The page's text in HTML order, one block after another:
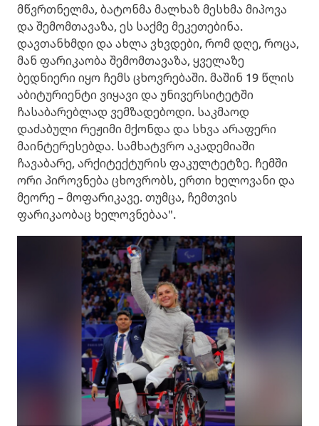
მწვრთნელმა, ბატონმა მალხაზ მესხმა მიპოვა
და შემომთავაზა, ეს საქმე მეკეთებინა.
დავთანხმდი და ახლა ვხვდები, რომ დღე, როცა,
მან ფარიკაობა შემომთავაზა, ყველაზე
ბედნიერი იყო ჩემს ცხოვრებაში. მაშინ 19 წლის
აბიტურიენტი ვიყავი და უნივერსიტეტში
ჩასაბარებლად ვემზადებოდი. საკმაოდ
დაძაბული რეჟიმი მქონდა და სხვა არაფერი
მაინტერესებდა. სამხატვრო აკადემიაში
ჩავაბარე, არქიტექტურის ფაკულტეტზე. ჩემში
ორი პიროვნება ცხოვრობს, ერთი ხელოვანი და
მეორე – მოფარიკავე. თუმცა, ჩემთვის
ფარიკაობაც ხელოვნებაა".